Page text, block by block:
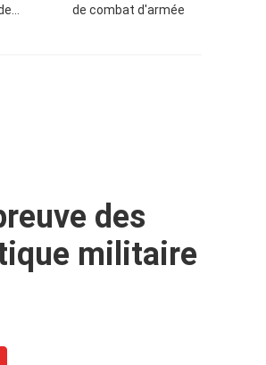
de combat d'armée
des
militaire